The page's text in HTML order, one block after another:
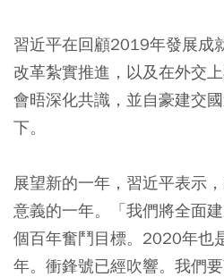
習近平在回顧2019年發展成
改革紮實推進，以及在外交
會晤深化共識，並自豪建交
下。
展望新的一年，習近平表示
意義的一年。「我們將全面
個百年奮鬥目標。2020年也
年。衝鋒號已經吹響。我們